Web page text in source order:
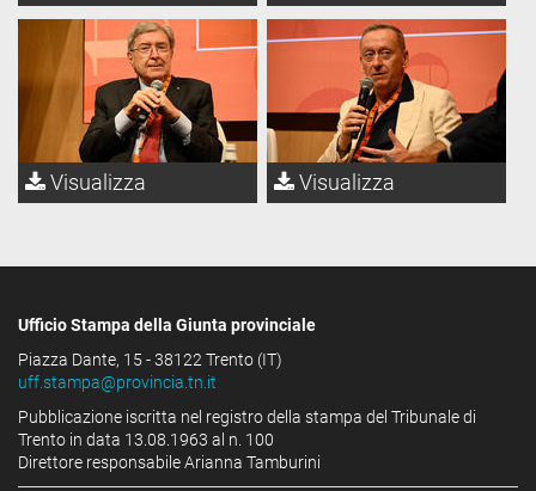
Visualizza Visualizza
Ufficio Stampa della Giunta provinciale
Piazza Dante, 15 - 38122 Trento (IT)
uff.stampa@provincia.tn.it
Pubblicazione iscritta nel registro della stampa del Tribunale di
Trento in data 13.08.1963 al n. 100
Direttore responsabile Arianna Tamburini